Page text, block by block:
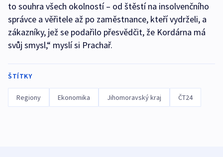
to souhra všech okolností – od štěstí na insolvenčního
správce a věřitele až po zaměstnance, kteří vydrželi, a
zákazníky, jež se podařilo přesvědčit, že Kordárna má
svůj smysl,“ myslí si Prachař.
ŠTÍTKY
Regiony Ekonomika Jihomoravský kraj ČT24